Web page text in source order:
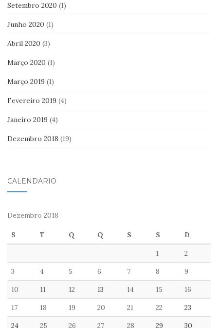
Setembro 2020 (1)
Junho 2020 (1)
Abril 2020 (3)
Março 2020 (1)
Março 2019 (1)
Fevereiro 2019 (4)
Janeiro 2019 (4)
Dezembro 2018 (19)
CALENDÁRIO
Dezembro 2018
S T Q Q S S D
1 2
3 4 5 6 7 8 9
10 11 12 13 14 15 16
17 18 19 20 21 22 23
24 25 26 27 28 29 30